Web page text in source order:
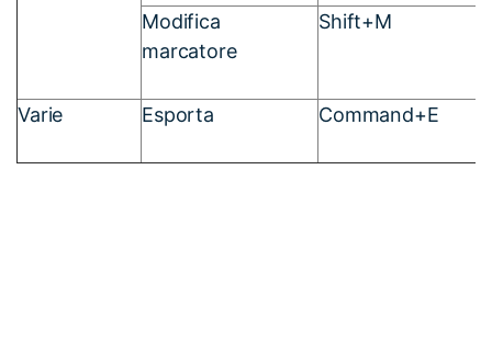
Modifica
marcatore
Shift+M
Varie Esporta Command+E